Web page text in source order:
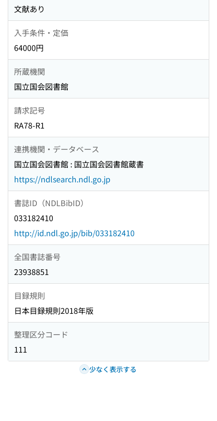
文献あり
入手条件・定価
64000円
所蔵機関
国立国会図書館
請求記号
RA78-R1
連携機関・データベース
国立国会図書館 : 国立国会図書館蔵書
https://ndlsearch.ndl.go.jp
書誌ID（NDLBibID）
033182410
http://id.ndl.go.jp/bib/033182410
全国書誌番号
23938851
目録規則
日本目録規則2018年版
整理区分コード
111
少なく表示する